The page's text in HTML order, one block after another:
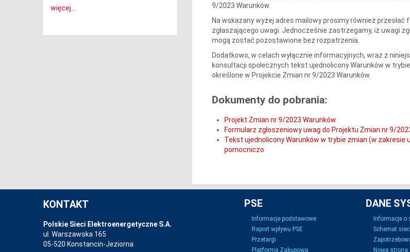
więcej...
9/2023 Warunków.
Na wskazany wyżej adres mailowy prosimy również
zgłaszającego uwagi. Jednocześnie zastrzegamy, iż uwagi
mogą zostać pozostawione bez rozpatrzenia.
Dodatkowo, w celach wyłącznie informacyjnych, wraz z
konsultacji społecznych tekst ujednolicony Warunków w
określone w Projekcie Zmian nr 9/2023 Warunków.
Dokumenty do pobrania:
Projekt Zmian nr 9/2023 Warunków
Formularz zgłoszeniowy uwag do Projektu Zmian nr 9/
Tekst ujednolicony Warunków w trybie zmian (w
pomocniczo
KONTAKT
Polskie Sieci Elektroenergetyczne S.A.
ul. Warszawska 165
05-520 Konstancin-Jeziorna
PSE
Informacje podstawowe
Raport wpływu PSE
Przetargi
Platforma Zakupowa
DANE
Informacje o
Schemat sieci
Nowa strona